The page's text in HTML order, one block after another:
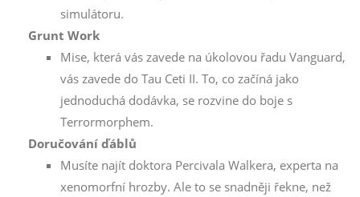
simulátoru.
Grunt Work
Mise, která vás zavede na úkolovou řadu Vanguard,
vás zavede do Tau Ceti II. To, co začíná jako
jednoduchá dodávka, se rozvine do boje s
Terrormorphem.
Doručování ďáblů
Musíte najít doktora Percivala Walkera, experta na
xenomorfní hrozby. Ale to se snadněji řekne, než